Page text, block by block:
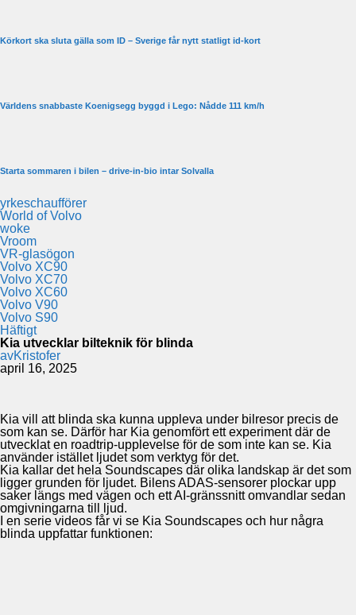
Körkort ska sluta gälla som ID – Sverige får nytt statligt id-kort
Världens snabbaste Koenigsegg byggd i Lego: Nådde 111 km/h
Starta sommaren i bilen – drive-in-bio intar Solvalla
yrkeschaufförer
World of Volvo
woke
Vroom
VR-glasögon
Volvo XC90
Volvo XC70
Volvo XC60
Volvo V90
Volvo S90
Häftigt
Kia utvecklar bilteknik för blinda
avKristofer
april 16, 2025
Kia vill att blinda ska kunna uppleva under bilresor precis de
som kan se. Därför har Kia genomfört ett experiment där de
utvecklat en roadtrip-upplevelse för de som inte kan se. Kia
använder istället ljudet som verktyg för det.
Kia kallar det hela Soundscapes där olika landskap är det som
ligger grunden för ljudet. Bilens ADAS-sensorer plockar upp
saker längs med vägen och ett AI-gränssnitt omvandlar sedan
omgivningarna till ljud.
I en serie videos får vi se Kia Soundscapes och hur några
blinda uppfattar funktionen: